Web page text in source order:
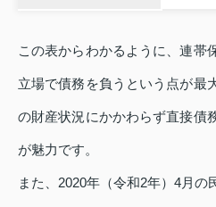
この表からわかるように、連帯
立場で債務を負うという点が最
の財産状況にかかわらず直接債
が魅力です。
また、2020年（令和2年）4月